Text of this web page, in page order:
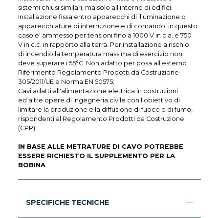
sistemi chiusi similari, ma solo all'interno di edifici.
Installazione fissa entro apparecchi di illuminazione o
apparecchiature di interruzione e di comando; in questo
caso e' ammesso per tensioni fino a 1000 V in c.a. e 750
V in c.c. in rapporto alla terra. Per installazione a rischio
di incendio la temperatura massima di esercizio non
deve superare i 55°C. Non adatto per posa all'esterno.
Riferimento Regolamento Prodotti da Costruzione
305/2011/UE e Norma EN 50575:
Cavi adatti all'alimentazione elettrica in costruzioni
ed altre opere di ingegneria civile con l'obiettivo di
limitare la produzione e la diffusione di fuoco e di fumo,
rispondenti al Regolamento Prodotti da Costruzione
(CPR)
IN BASE ALLE METRATURE DI CAVO POTREBBE
ESSERE RICHIESTO IL SUPPLEMENTO PER LA
BOBINA
SPECIFICHE TECNICHE